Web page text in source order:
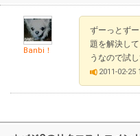
Banbi！
ずーっとず
題を解決し
うなので試
2011-02-25